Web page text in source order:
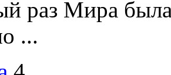
раз Мира была
...